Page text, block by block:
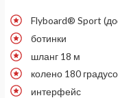
Flyboard® Sport
ботинки
шланг 18 м
колено 180
интерфейс